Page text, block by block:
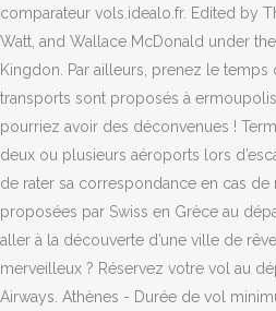
comparateur vols.idealo.fr. Edited by
Watt, and Wallace McDonald under
Kingdon. Par ailleurs, prenez le
transports sont proposés à
pourriez avoir des déconvenues !
deux ou plusieurs aéroports lors
de rater sa correspondance en cas de
proposées par Swiss en Grèce au
aller à la découverte d’une ville de
merveilleux ? Réservez votre vol au
Airways. Athènes - Durée de vol